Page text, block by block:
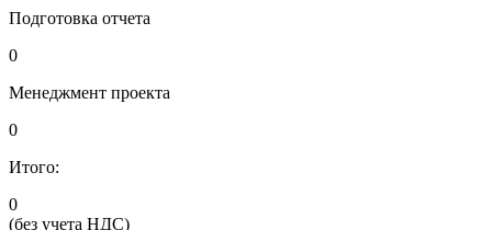
Подготовка отчета
0
Менеджмент проекта
0
Итого:
0
(без учета НДС)